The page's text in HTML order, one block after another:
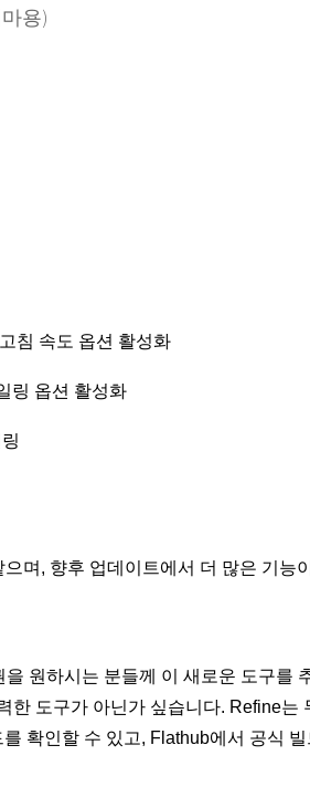
용)
침 속도 옵션 활성화
링 옵션 활성화
며, 향후 업데이트에서 더 많은 기능
원하시는 분들께 이 새로운 도구를
한 도구가 아닌가 싶습니다. Refine는
확인할 수 있고, Flathub에서 공식